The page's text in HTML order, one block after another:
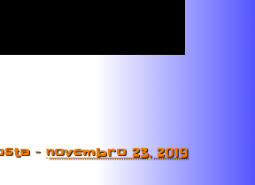
- novembro 23, 2019